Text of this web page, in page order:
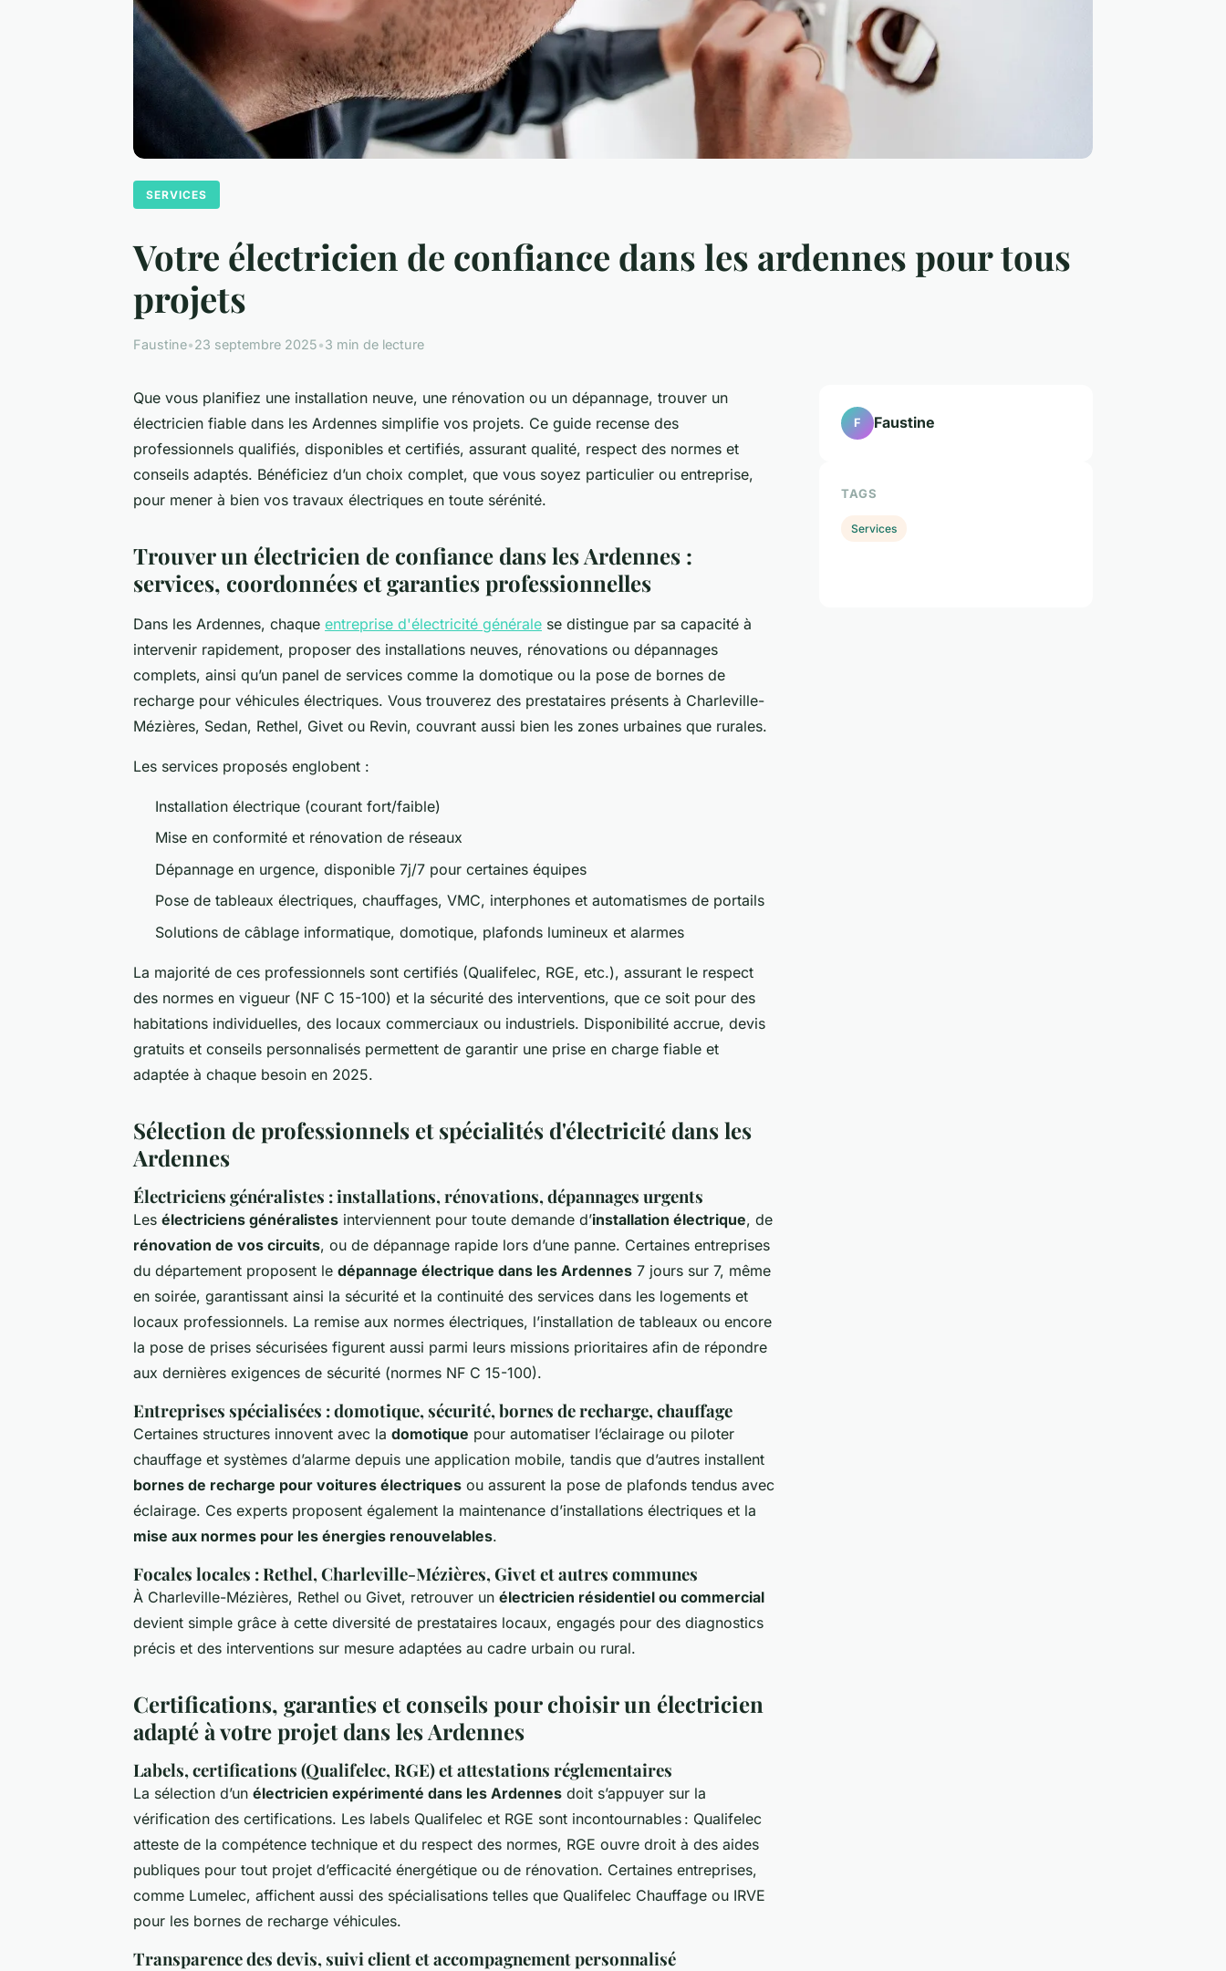
SERVICES
Votre électricien de confiance dans les ardennes pour tous
projets
Faustine•23 septembre 2025•3 min de lecture
Que vous planifiez une installation neuve, une rénovation ou un dépannage, trouver un
électricien fiable dans les Ardennes simplifie vos projets. Ce guide recense des
professionnels qualifiés, disponibles et certifiés, assurant qualité, respect des normes et
conseils adaptés. Bénéficiez d’un choix complet, que vous soyez particulier ou entreprise,
pour mener à bien vos travaux électriques en toute sérénité.
Trouver un électricien de confiance dans les Ardennes :
services, coordonnées et garanties professionnelles
Dans les Ardennes, chaque entreprise d'électricité générale se distingue par sa capacité à
intervenir rapidement, proposer des installations neuves, rénovations ou dépannages
complets, ainsi qu’un panel de services comme la domotique ou la pose de bornes de
recharge pour véhicules électriques. Vous trouverez des prestataires présents à Charleville-
Mézières, Sedan, Rethel, Givet ou Revin, couvrant aussi bien les zones urbaines que rurales.
Les services proposés englobent :
Installation électrique (courant fort/faible)
Mise en conformité et rénovation de réseaux
Dépannage en urgence, disponible 7j/7 pour certaines équipes
Pose de tableaux électriques, chauffages, VMC, interphones et automatismes de portails
Solutions de câblage informatique, domotique, plafonds lumineux et alarmes
La majorité de ces professionnels sont certifiés (Qualifelec, RGE, etc.), assurant le respect
des normes en vigueur (NF C 15-100) et la sécurité des interventions, que ce soit pour des
habitations individuelles, des locaux commerciaux ou industriels. Disponibilité accrue, devis
gratuits et conseils personnalisés permettent de garantir une prise en charge fiable et
adaptée à chaque besoin en 2025.
Sélection de professionnels et spécialités d'électricité dans les
Ardennes
Électriciens généralistes : installations, rénovations, dépannages urgents
Les électriciens généralistes interviennent pour toute demande d’installation électrique, de
rénovation de vos circuits, ou de dépannage rapide lors d’une panne. Certaines entreprises
du département proposent le dépannage électrique dans les Ardennes 7 jours sur 7, même
en soirée, garantissant ainsi la sécurité et la continuité des services dans les logements et
locaux professionnels. La remise aux normes électriques, l’installation de tableaux ou encore
la pose de prises sécurisées figurent aussi parmi leurs missions prioritaires afin de répondre
aux dernières exigences de sécurité (normes NF C 15-100).
Entreprises spécialisées : domotique, sécurité, bornes de recharge, chauffage
Certaines structures innovent avec la domotique pour automatiser l’éclairage ou piloter
chauffage et systèmes d’alarme depuis une application mobile, tandis que d’autres installent
bornes de recharge pour voitures électriques ou assurent la pose de plafonds tendus avec
éclairage. Ces experts proposent également la maintenance d’installations électriques et la
mise aux normes pour les énergies renouvelables.
Focales locales : Rethel, Charleville-Mézières, Givet et autres communes
À Charleville-Mézières, Rethel ou Givet, retrouver un électricien résidentiel ou commercial
devient simple grâce à cette diversité de prestataires locaux, engagés pour des diagnostics
précis et des interventions sur mesure adaptées au cadre urbain ou rural.
Certifications, garanties et conseils pour choisir un électricien
adapté à votre projet dans les Ardennes
Labels, certifications (Qualifelec, RGE) et attestations réglementaires
La sélection d’un électricien expérimenté dans les Ardennes doit s’appuyer sur la
vérification des certifications. Les labels Qualifelec et RGE sont incontournables : Qualifelec
atteste de la compétence technique et du respect des normes, RGE ouvre droit à des aides
publiques pour tout projet d’efficacité énergétique ou de rénovation. Certaines entreprises,
comme Lumelec, affichent aussi des spécialisations telles que Qualifelec Chauffage ou IRVE
pour les bornes de recharge véhicules.
Transparence des devis, suivi client et accompagnement personnalisé
F Faustine
TAGS
Services